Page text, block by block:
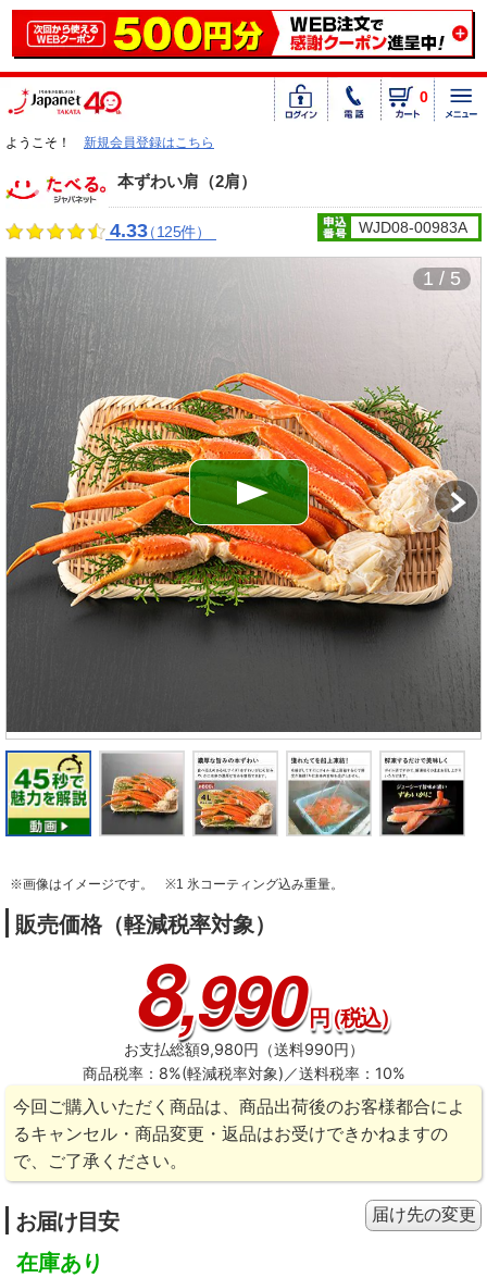
0
ようこそ！ 新規会員登録はこちら
本ずわい肩（2肩）
4.33（125件） WJD08-00983A
1 / 5
※画像はイメージです。 ※1 氷コーティング込み重量。
販売価格（軽減税率対象）
8,990円（税込）
お支払総額9,980円（送料990円）
商品税率：8%(軽減税率対象)／送料税率：10%
今回ご購入いただく商品は、商品出荷後のお客様都合によ
るキャンセル・商品変更・返品はお受けできかねますの
で、ご了承ください。
お届け目安
在庫あり
届け先の変更